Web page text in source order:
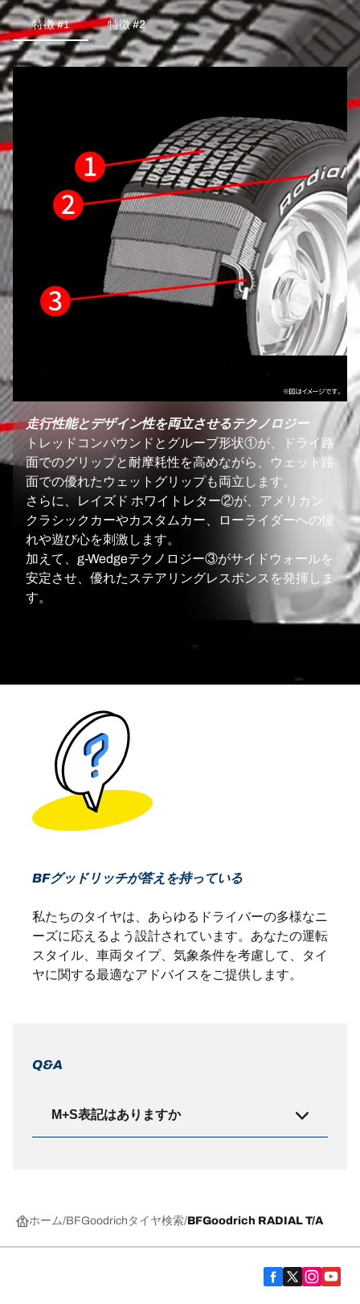
特徴 #1 特徴 #2
走行性能とデザイン性を両立させるテクノロジー
トレッドコンパウンドとグルーブ形状①が、ドライ路
面でのグリップと耐摩耗性を高めながら、ウェット路
面での優れたウェットグリップも両立します。
さらに、レイズド ホワイトレター②が、アメリカン
クラシックカーやカスタムカー、ローライダーへの憧
れや遊び心を刺激します。
加えて、g-Wedgeテクノロジー③がサイドウォールを
安定させ、優れたステアリングレスポンスを発揮しま
す。
BFグッドリッチが答えを持っている
私たちのタイヤは、あらゆるドライバーの多様なニ
ーズに応えるよう設計されています。あなたの運転
スタイル、車両タイプ、気象条件を考慮して、タイ
ヤに関する最適なアドバイスをご提供します。
Q&A
M+S表記はありますか
ホーム BFGoodrichタイヤ検索 BFGoodrich RADIAL T/A